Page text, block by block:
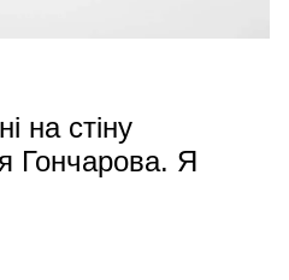
на стіну
Гончарова. Я